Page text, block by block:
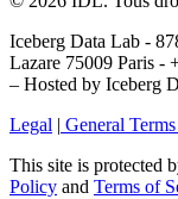
Iceberg Data Lab -
Lazare 75009 Paris -
– Hosted by Iceberg
Legal | General
This site is protected
Policy and Terms of